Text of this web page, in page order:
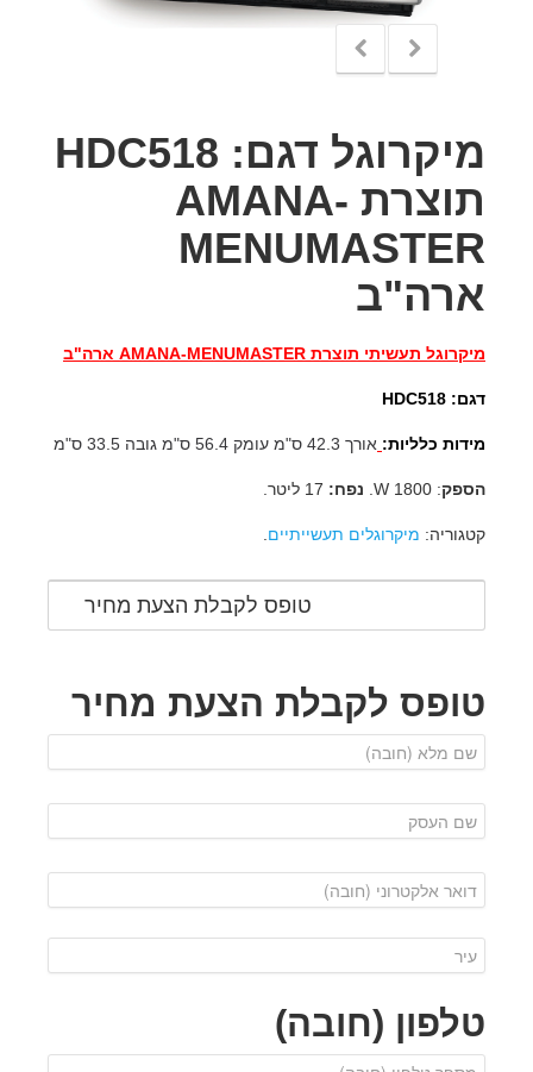
מיקרוגל דגם: HDC518
תוצרת AMANA-
MENUMASTER
ארה"ב
מיקרוגל תעשיתי תוצרת AMANA-MENUMASTER ארה"ב
דגם: HDC518
מידות כלליות: אורך 42.3 ס"מ עומק 56.4 ס"מ גובה 33.5 ס"מ
הספק: 1800 W. נפח:
קטגוריה: מיקרוגלים תעשייתיים
טופס לקבלת הצעת מחיר
טופס לקבלת הצעת מחיר
טלפון (חובה)